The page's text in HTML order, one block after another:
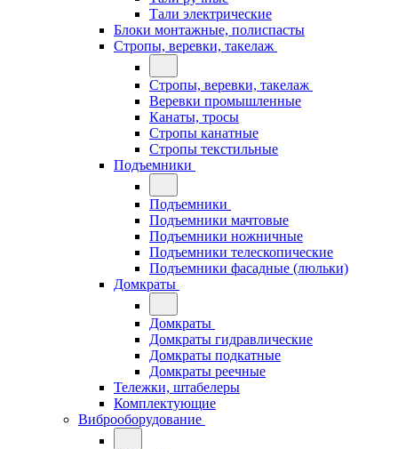
Тали электрические
Блоки монтажные, полиспасты
Стропы, веревки, такелаж
Стропы, веревки, такелаж
Веревки промышленные
Канаты, тросы
Стропы канатные
Стропы текстильные
Подъемники
Подъемники
Подъемники мачтовые
Подъемники ножничные
Подъемники телескопические
Подъемники фасадные (люльки)
Домкраты
Домкраты
Домкраты гидравлические
Домкраты подкатные
Домкраты реечные
Тележки, штабелеры
Комплектующие
Виброоборудование